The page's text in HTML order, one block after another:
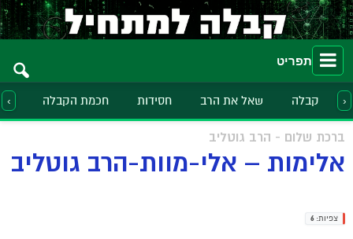
תפריט
קבלה שאל את הרב חסידות חכמת הקבלה ›
‹
ברכת שלום - הרב גוטליב
אלימות – אלי-מוות-הרב גוטליב
צפיות:6